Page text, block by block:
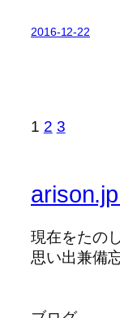
2016-12-22
1 2 3
現在をたの
思い出兼備忘